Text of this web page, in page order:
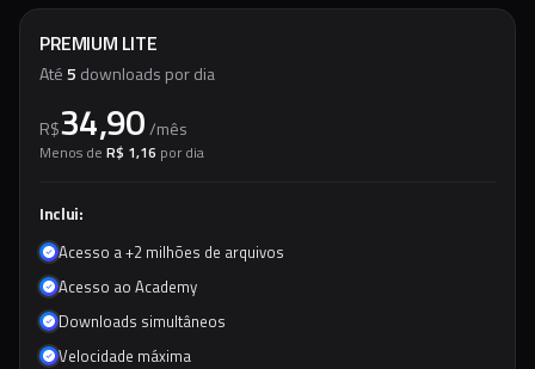
PREMIUM LITE
Até5 downloads por dia
R$34,90 /mês
Menos de R$ 1,16 por dia
Inclui:
Acesso a +2 milhões de arquivos
Acesso ao Academy
Downloads simultâneos
Velocidade máxima